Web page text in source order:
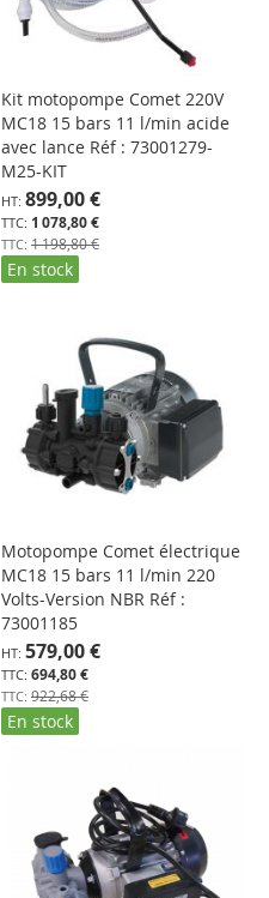
Kit motopompe Comet 220V
MC18 15 bars 11 l/min acide
avec lance Réf : 73001279-
M25-KIT
Spécial1 078,80 €
899,00 €
1 198,80 €
En stock
Motopompe Comet électrique
MC18 15 bars 11 l/min 220
Volts-Version NBR Réf :
73001185
Spécial694,80 €
579,00 €
922,68 €
En stock